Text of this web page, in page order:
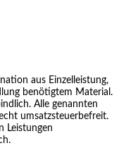
aus Einzelleistung,
benötigtem Material.
Alle genannten
umsatzsteuerbefreit.
Leistungen